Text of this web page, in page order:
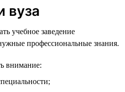
вуза
учебное заведение
профессиональные знания.
внимание: